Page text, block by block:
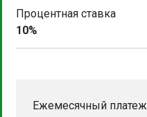
Процентная ставка
10%
Ежемесячный платеж